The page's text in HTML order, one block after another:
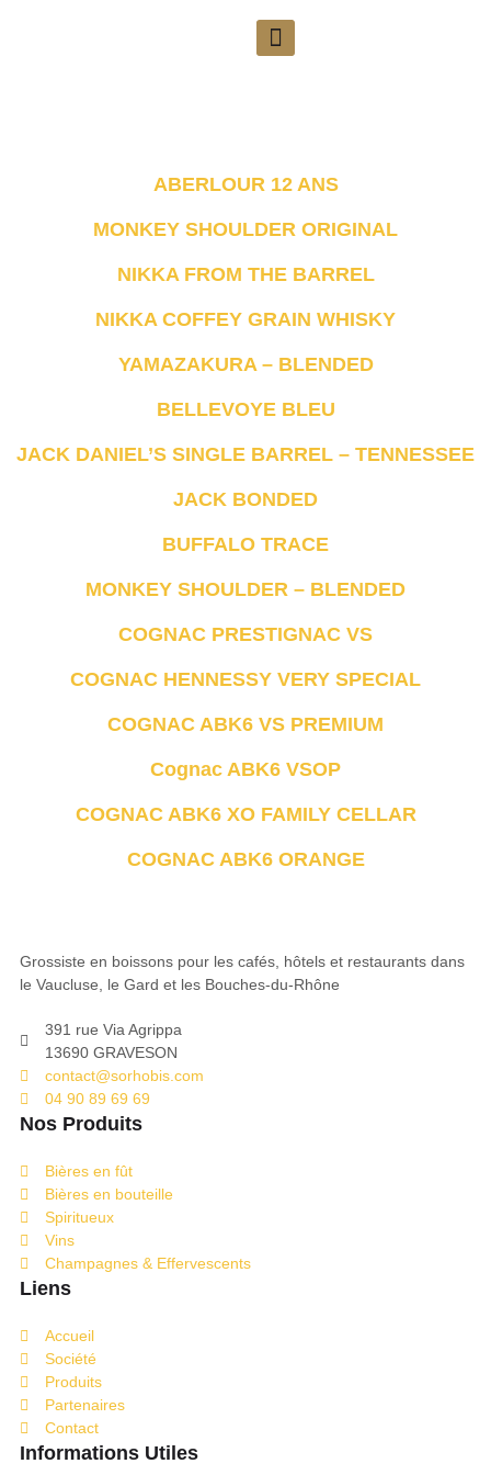
ABERLOUR 12 ANS
MONKEY SHOULDER ORIGINAL
NIKKA FROM THE BARREL
NIKKA COFFEY GRAIN WHISKY
YAMAZAKURA – BLENDED
BELLEVOYE BLEU
JACK DANIEL’S SINGLE BARREL – TENNESSEE
JACK BONDED
BUFFALO TRACE
MONKEY SHOULDER – BLENDED
COGNAC PRESTIGNAC VS
COGNAC HENNESSY VERY SPECIAL
COGNAC ABK6 VS PREMIUM
Cognac ABK6 VSOP
COGNAC ABK6 XO FAMILY CELLAR
COGNAC ABK6 ORANGE
Grossiste en boissons pour les cafés, hôtels et restaurants dans
le Vaucluse, le Gard et les Bouches-du-Rhône
391 rue Via Agrippa
13690 GRAVESON
contact@sorhobis.com
04 90 89 69 69
Nos Produits
Bières en fût
Bières en bouteille
Spiritueux
Vins
Champagnes & Effervescents
Liens
Accueil
Société
Produits
Partenaires
Contact
Informations Utiles